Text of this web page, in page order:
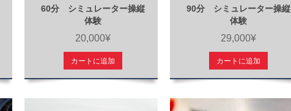
60分 シミュレーター操縦
体験
20,000¥
カートに追加
90分 シミュレーター操縦
体験
29,000¥
カートに追加